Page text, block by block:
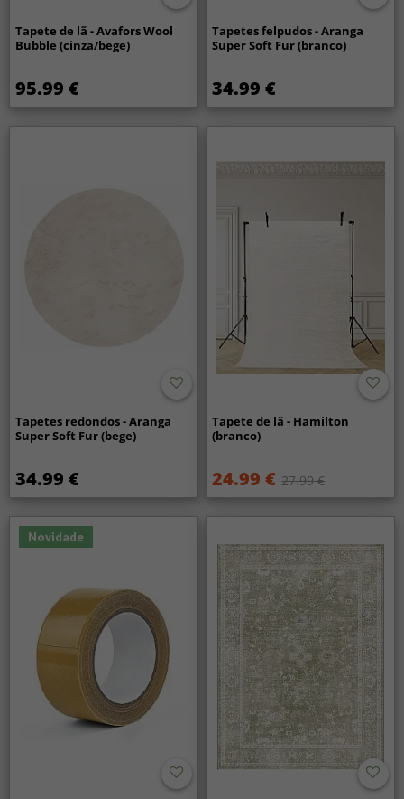
Tapete de lã - Avafors Wool
Bubble (cinza/bege)
95.99 €
Tapetes felpudos - Aranga
Super Soft Fur (branco)
34.99 €
Tapetes redondos - Aranga
Super Soft Fur (bege)
34.99 €
Tapete de lã - Hamilton
(branco)
24.99 € 27.99 €
Novidade